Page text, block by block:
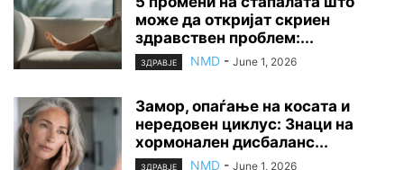
може да откријат скриен
здравствен проблем:...
ЗДРАВЈЕ NMD - June 1, 2026
Замор, опаѓање на косата и
нередовен циклус: Знаци на
хормонален дисбаланс...
ЗДРАВЈЕ NMD - June 1, 2026